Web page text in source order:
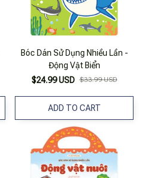
Bóc Dán Sử Dụng Nhiều Lần -
Động Vật Biển
$24.99 USD $33.99 USD
ADD TO CART